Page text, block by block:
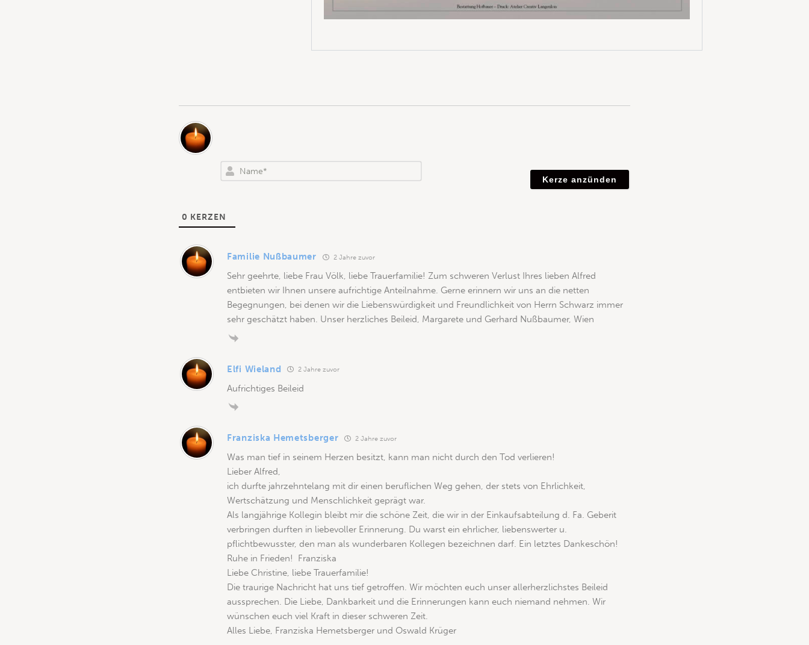
a
0 KERZEN
Familie Nußbaumer 2 Jahre zuvor
Sehr geehrte, liebe Frau Völk, liebe Trauerfamilie! Zum schweren Verlust Ihres lieben Alfred
entbieten wir Ihnen unsere aufrichtige Anteilnahme. Gerne erinnern wir uns an die netten
Begegnungen, bei denen wir die Liebenswürdigkeit und Freundlichkeit von Herrn Schwarz immer
sehr geschätzt haben. Unser herzliches Beileid, Margarete und Gerhard Nußbaumer, Wien
Elfi Wieland 2 Jahre zuvor
Aufrichtiges Beileid
Franziska Hemetsberger 2 Jahre zuvor
Was man tief in seinem Herzen besitzt, kann man nicht durch den Tod verlieren!
Lieber Alfred,
ich durfte jahrzehntelang mit dir einen beruflichen Weg gehen, der stets von Ehrlichkeit,
Wertschätzung und Menschlichkeit geprägt war.
Als langjährige Kollegin bleibt mir die schöne Zeit, die wir in der Einkaufsabteilung d. Fa. Geberit
verbringen durften in liebevoller Erinnerung. Du warst ein ehrlicher, liebenswerter u.
pflichtbewusster, den man als wunderbaren Kollegen bezeichnen darf. Ein letztes Dankeschön!
Ruhe in Frieden! Franziska
Liebe Christine, liebe Trauerfamilie!
Die traurige Nachricht hat uns tief getroffen. Wir möchten euch unser allerherzlichstes Beileid
aussprechen. Die Liebe, Dankbarkeit und die Erinnerungen kann euch niemand nehmen. Wir
wünschen euch viel Kraft in dieser schweren Zeit.
Alles Liebe, Franziska Hemetsberger und Oswald Krüger